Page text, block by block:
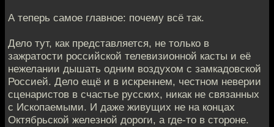
А теперь самое главное: почему всё так.
Дело тут, как представляется, не только в
зажратости российской телевизионной касты и её
нежелании дышать одним воздухом с замкадовской
Россией. Дело ещё и в искреннем, честном неверии
сценаристов в счастье русских, никак не связанных
с Ископаемыми. И даже живущих не на концах
Октябрьской железной дороги, а где-то в стороне.